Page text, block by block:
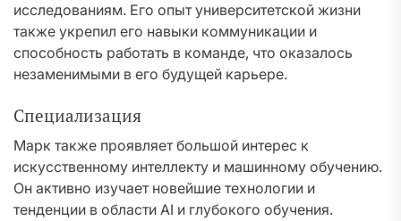
исследованиям. Его опыт университетской жизни
также укрепил его навыки коммуникации и
способность работать в команде, что оказалось
незаменимыми в его будущей карьере.
Специализация
Марк также проявляет большой интерес к
искусственному интеллекту и машинному обучению.
Он активно изучает новейшие технологии и
тенденции в области AI и глубокого обучения.